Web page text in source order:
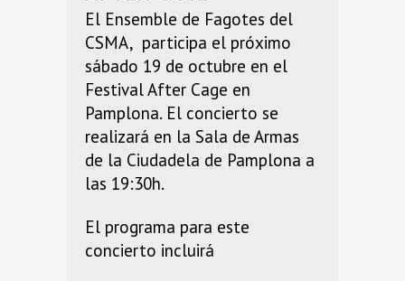
El Ensemble de Fagotes del
CSMA, participa el próximo
sábado 19 de octubre en el
Festival After Cage en
Pamplona. El concierto se
realizará en la Sala de Armas
de la Ciudadela de Pamplona a
las 19:30h.
El programa para este
concierto incluirá